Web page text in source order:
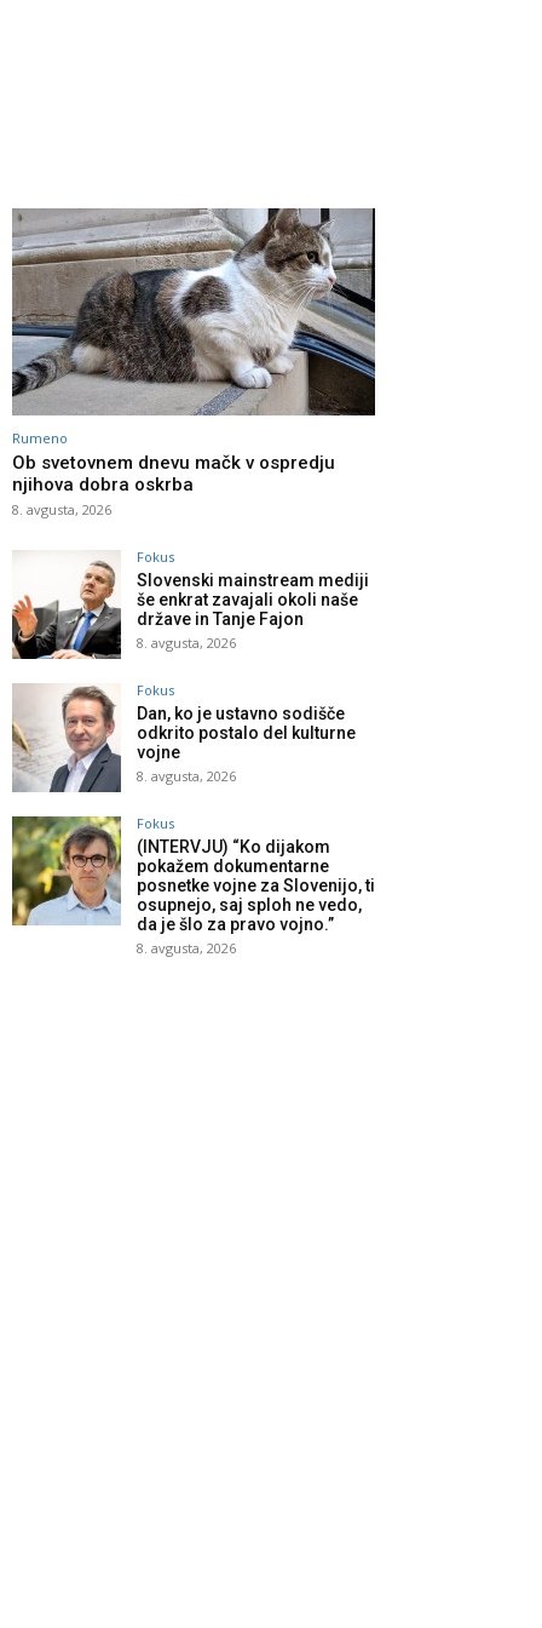
Rumeno
Ob svetovnem dnevu mačk v ospredju
njihova dobra oskrba
8. avgusta, 2026
Fokus
Slovenski mainstream mediji
še enkrat zavajali okoli naše
države in Tanje Fajon
8. avgusta, 2026
Fokus
Dan, ko je ustavno sodišče
odkrito postalo del kulturne
vojne
8. avgusta, 2026
Fokus
(INTERVJU) “Ko dijakom
pokažem dokumentarne
posnetke vojne za Slovenijo, ti
osupnejo, saj sploh ne vedo,
da je šlo za pravo vojno.”
8. avgusta, 2026